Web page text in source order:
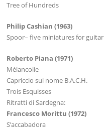
Tree of Hundreds
Philip Cashian (1963)
Spoor– ﬁve miniatures for guitar
Roberto Piana (1971)
Mélancolie
Capriccio sul nome B.A.C.H.
Trois Esquisses
Ritratti di Sardegna:
Francesco Morittu (1972)
S’accabadora